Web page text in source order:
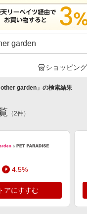
ショッピング
garden 」の検索結果
（2件）
4.5%
アにすすむ